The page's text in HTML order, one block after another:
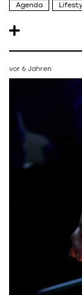
Agenda
vor 6 Jahren